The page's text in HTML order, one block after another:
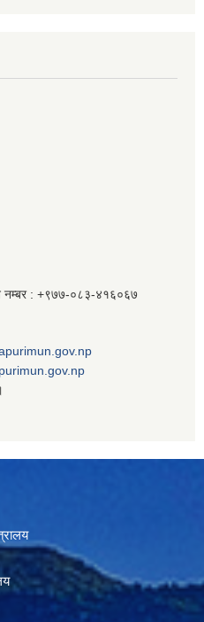
नम्बर : +९७७-०८३‍-४१६०६७